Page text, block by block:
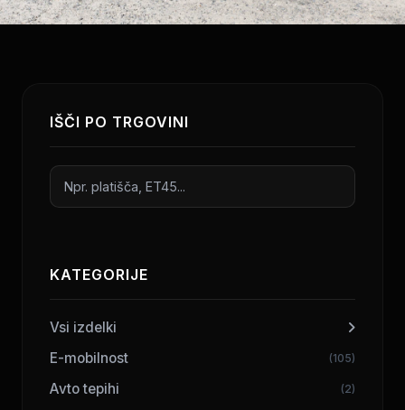
IŠČI PO TRGOVINI
KATEGORIJE
Vsi izdelki
E-mobilnost
(105)
Avto tepihi (2)